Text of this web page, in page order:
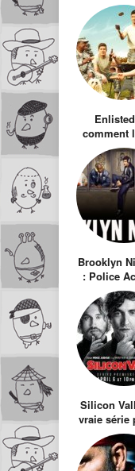
comment
qu’une
Brooklyn
: Police
sur fond
Office à la
Silicon
vraie série
geeks (ou